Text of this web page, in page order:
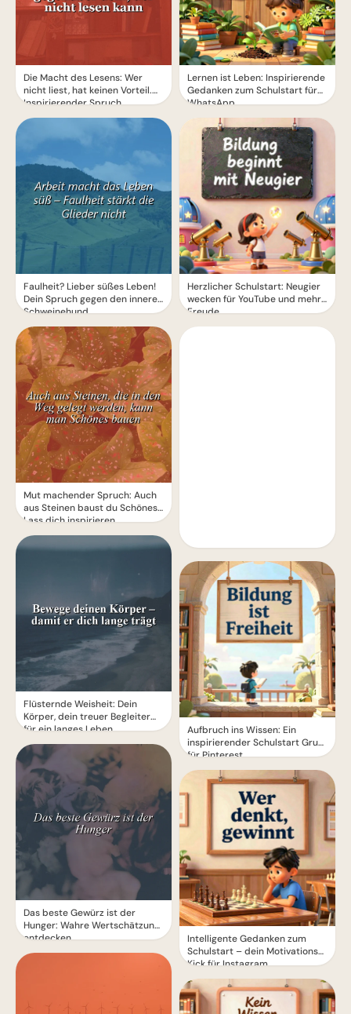
Die Macht des Lesens: Wer
nicht liest, hat keinen Vorteil.
Inspirierender Spruch.
Faulheit? Lieber süßes Leben!
Dein Spruch gegen den inneren
Schweinehund
Mut machender Spruch: Auch
aus Steinen baust du Schönes!
Lass dich inspirieren.
Flüsternde Weisheit: Dein
Körper, dein treuer Begleiter
für ein langes Leben
Das beste Gewürz ist der
Hunger: Wahre Wertschätzung
entdecken
Lernen ist Leben: Inspirierende
Gedanken zum Schulstart für
WhatsApp.
Herzlicher Schulstart: Neugier
wecken für YouTube und mehr
Freude
Aufbruch ins Wissen: Ein
inspirierender Schulstart Gruß
für Pinterest
Intelligente Gedanken zum
Schulstart – dein Motivations-
Kick für Instagram